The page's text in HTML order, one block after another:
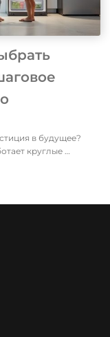
в будущее?
круглые …